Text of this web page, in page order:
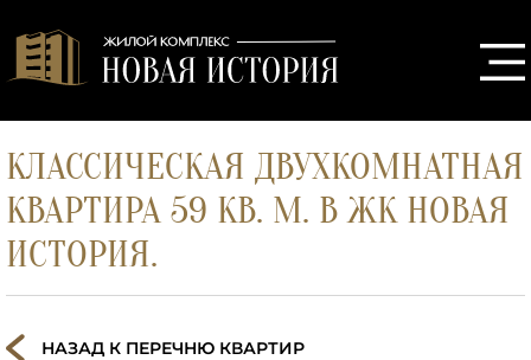
КЛАССИЧЕСКАЯ ДВУХКОМНАТНАЯ
КВАРТИРА 59 КВ. М. В ЖК НОВАЯ
ИСТОРИЯ.
НАЗАД К ПЕРЕЧНЮ КВАРТИР